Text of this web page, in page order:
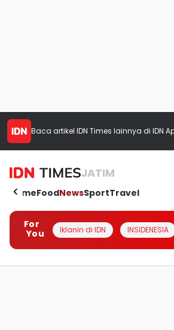
Baca artikel IDN Times lainnya di IDN
JATIM
HomeFoodNewsSportTravel
For
You
Iklanin di IDN INSIDENESIA